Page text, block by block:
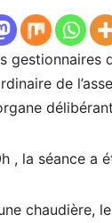
de
, la séance a
chaudière,